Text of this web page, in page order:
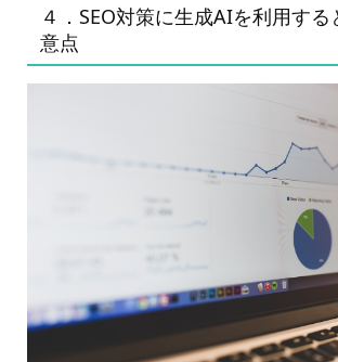
４．SEO対策に生成AIを利用す
意点